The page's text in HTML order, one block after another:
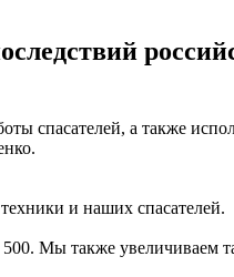
спасателей, а также
и наших спасателей.
Мы также увеличиваем